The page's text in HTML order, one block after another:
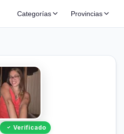
Categorías Provincias
Verificado